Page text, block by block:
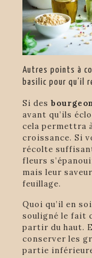
Autres points à
basilic pour qu’il
Si des
avant qu’ils
cela permettra
croissance. Si
récolte
fleurs
mais leur
feuillage.
Quoi qu’il en
souligné le fait
partir du haut.
conserver les
partie